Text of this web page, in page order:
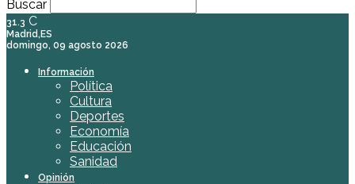
Buscar
31.3 C
Madrid,ES
domingo, 09 agosto 2026
Información
Política
Cultura
Deportes
Economía
Educación
Sanidad
Opinión